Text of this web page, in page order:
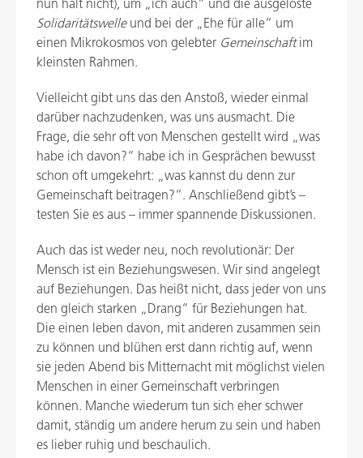
nun halt nicht), um „ich auch“ und die ausgelöste
Solidaritätswelleund bei der „Ehe für alle“ um
einen Mikrokosmos von gelebter Gemeinschaftim
kleinsten Rahmen.
Vielleicht gibt uns das den Anstoß, wieder einmal
darüber nachzudenken, was uns ausmacht. Die
Frage, die sehr oft von Menschen gestellt wird „was
habe ich davon?“ habe ich in Gesprächen bewusst
schon oft umgekehrt: „was kannst du denn zur
Gemeinschaft beitragen?“. Anschließend gibt’s –
testen Sie es aus – immer spannende Diskussionen.
Auch das ist weder neu, noch revolutionär: Der
Mensch ist ein Beziehungswesen. Wir sind angelegt
auf Beziehungen. Das heißt nicht, dass jeder von uns
den gleich starken „Drang“ für Beziehungen hat.
Die einen leben davon, mit anderen zusammen sein
zu können und blühen erst dann richtig auf, wenn
sie jeden Abend bis Mitternacht mit möglichst vielen
Menschen in einer Gemeinschaft verbringen
können. Manche wiederum tun sich eher schwer
damit, ständig um andere herum zu sein und haben
es lieber ruhig und beschaulich.